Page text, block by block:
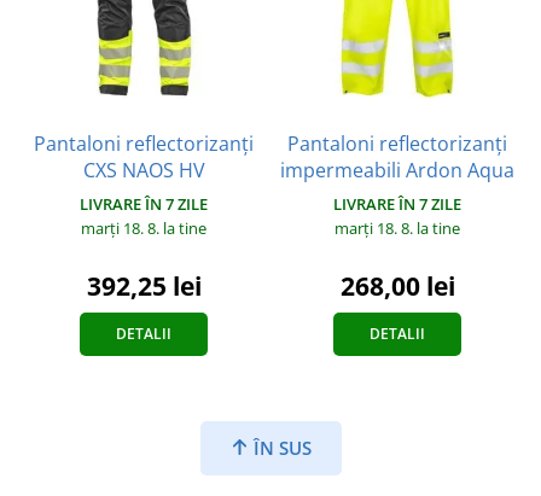
Pantaloni reflectorizanți
CXS NAOS HV
LIVRARE ÎN 7 ZILE
marți 18. 8. la tine
392,25 lei
DETALII
Pantaloni reflectorizanți
impermeabili Ardon Aqua
LIVRARE ÎN 7 ZILE
marți 18. 8. la tine
268,00 lei
DETALII
ÎN SUS